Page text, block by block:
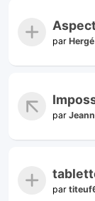
par Hergé
par
par